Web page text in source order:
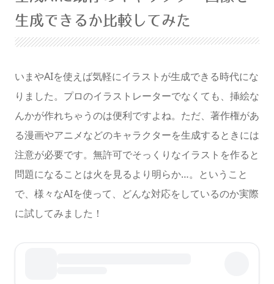
暗くする
生成できるか比較してみた
いまやAIを使えば気軽にイラストが生成できる時代にな
りました。プロのイラストレーターでなくても、挿絵な
んかが作れちゃうのは便利ですよね。ただ、著作権があ
る漫画やアニメなどのキャラクターを生成するときには
注意が必要です。無許可でそっくりなイラストを作ると
問題になることは火を見るより明らか…。ということ
で、様々なAIを使って、どんな対応をしているのか実際
に試してみました！